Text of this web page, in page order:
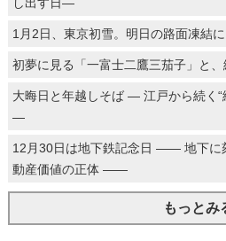
1月2日、東京初雪。明日の路面凍結
初夢に見る「一富士二鷹三茄子」と
大晦日と年越しそば ― 江戸から続く“
―
12月30日は地下鉄記念日 ―― 地下に
動産価値の正体 ――
もっとみ